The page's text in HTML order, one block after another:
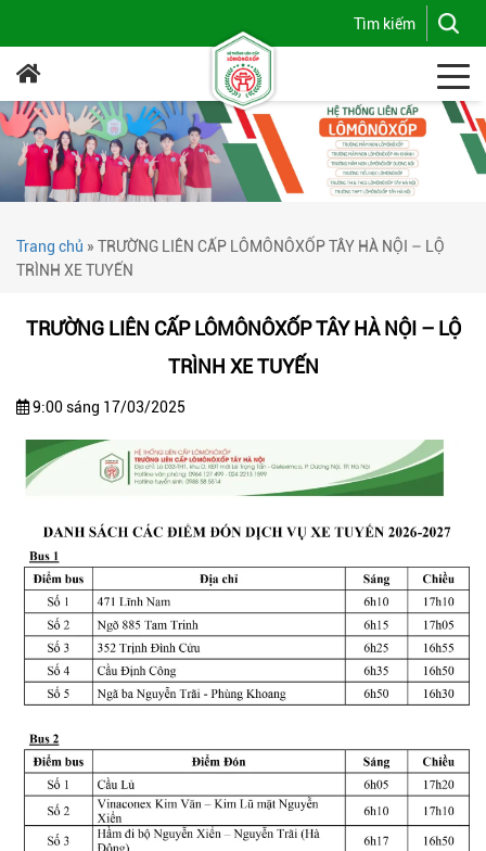
Trang chủ » TRƯỜNG LIÊN CẤP LÔMÔNÔXỐP TÂY HÀ NỘI – LỘ
TRÌNH XE TUYẾN
TRƯỜNG LIÊN CẤP LÔMÔNÔXỐP TÂY HÀ NỘI – LỘ
TRÌNH XE TUYẾN
9:00 sáng 17/03/2025